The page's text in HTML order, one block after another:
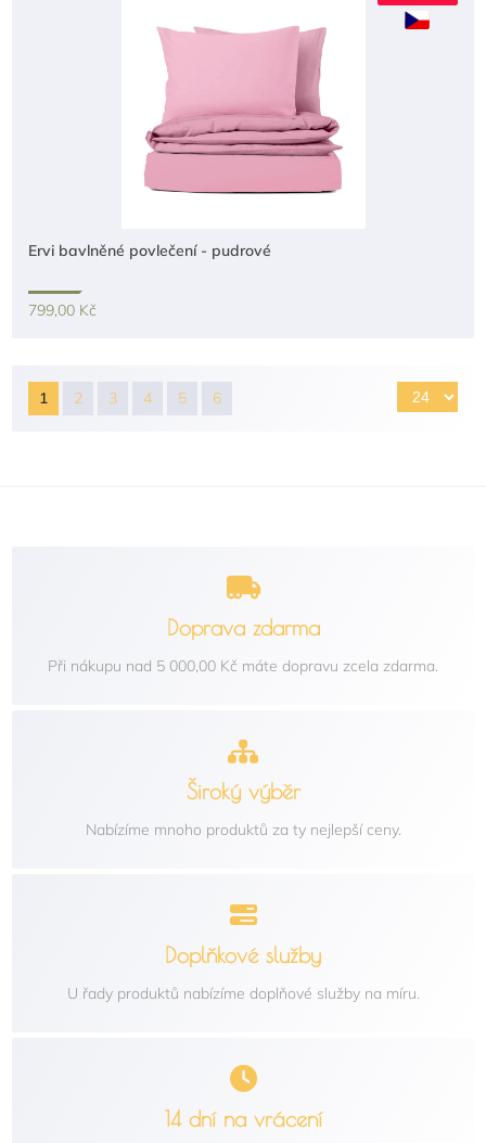
Ervi bavlněné povlečení - pudrové
799,00 Kč
1 2 3 4 5 6
Doprava zdarma
Při nákupu nad 5 000,00 Kč máte dopravu zcela zdarma.
Široký výběr
Nabízíme mnoho produktů za ty nejlepší ceny.
Doplňkové služby
U řady produktů nabízíme doplňové služby na míru.
14 dní na vrácení